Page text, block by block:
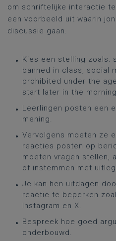
om schriftelijke interactie
een voorbeeld uit waarin
discussie gaan.
Kies een stelling zoals:
banned in class, social
prohibited under the
start later in the
Leerlingen posten een
mening.
Vervolgens moeten ze
reacties posten op
moeten vragen stellen,
of instemmen met
Je kan hen uitdagen
reactie te beperken
Instagram en X.
Bespreek hoe goed
onderbouwd.